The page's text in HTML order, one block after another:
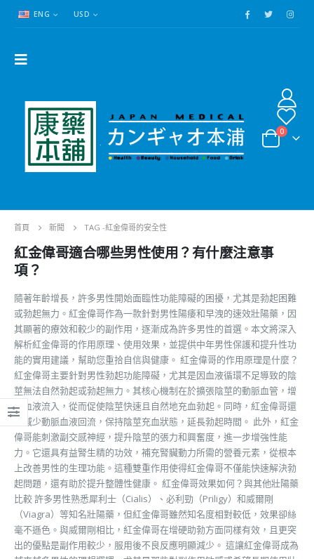
ENG USD
0
首頁 新聞 TAG -紅金偉哥的安全性
紅金偉哥適合哪些男性使用？有什麼注意事
項？
隨著年齡增長，許多男性開始面臨性功能障礙的困擾，尤其是勃起困難
或勃起無力。紅金偉哥作為一款針對男性陽痿和早洩的速效壯陽藥，因
其顯著的療效和較少的副作用，逐漸成為許多男性的首選。本文將深入
解析紅金偉哥的作用原理、使用效果，並提供中年男性保護和提升性功
能的實用建議，幫助您重拾自信與健康。 紅金偉哥的作用原理是什麼？
紅金偉哥主要針對男性勃起功能障礙，尤其是因血液循環不足導致的陰
莖無法自然勃起或勃起無力。其核心機制在於擴張陰莖的動脈血管，增
加血液流入，從而促使陰莖快速且自然地充血勃起。同時，紅金偉哥還
能減少動脈血液回流，保持陰莖充血狀態，延長勃起時間。 此外，紅金
偉哥能刺激副交感神經，提升陰莖的張力和興奮度，進一步增強性能
力。它還具有益腎生精的功效，補充腎臟動力所需的營養元素，從根本
上改善男性的生理功能。這種雙重作用使得紅金偉哥不僅能快速解決勃
起問題，還有助於提升整體性健康。 紅金偉哥效果如何？與其他壯陽藥
比較 許多男性熟悉犀利士（Cialis）、必利勁（Priligy）和威爾剛
（Viagra）等知名壯陽藥，但紅金偉哥雖然知名度相對較低，效果卻絲
毫不遜色。與威爾剛相比，紅金偉哥在增硬助勃方面同樣有效，且更突
出的優點是副作用較少，服用後不良反應明顯減少。 這讓紅金偉哥成為